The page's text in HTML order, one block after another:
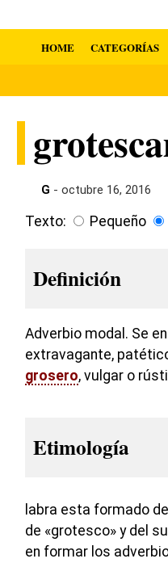
HOME CATEGORÍAS
G - octubre 16, 2016
Texto: Pequeño
Definición
Adverbio modal. Se
extravagante,
grosero, vulgar o
Etimología
labra esta formado
de «grotesco» y del
en formar los